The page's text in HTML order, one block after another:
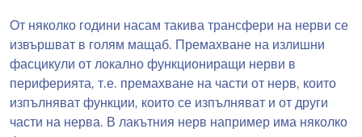
От няколко години насам такива трансфери на нерви се
извършват в голям мащаб. Премахване на излишни
фасцикули от локално функциониращи нерви в
периферията, т.е. премахване на части от нерв, които
изпълняват функции, които се изпълняват и от други
части на нерва. В лакътния нерв например има няколко